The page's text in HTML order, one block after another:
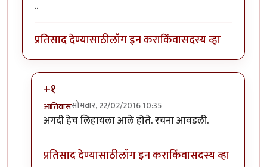
..
प्रतिसाद देण्यासाठीलॉग इन कराकिंवासदस्य व्हा
+१
आतिवाससोमवार, 22/02/2016 10:35
In reply toझाडी बोलीत असूनही खालीbyअजया
अगदी हेच लिहायला आले होते. रचना आवडली.
प्रतिसाद देण्यासाठीलॉग इन कराकिंवासदस्य व्हा